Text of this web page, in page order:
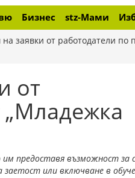
Бизнес stz-Мами
заявки от работодатели по
от
„Младежка
предоставя възможност за
или включване в